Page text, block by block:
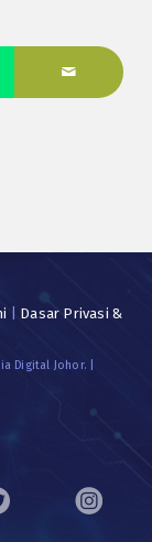
Dasar Privasi &
Digital Johor. |